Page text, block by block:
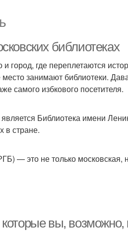
библиотеках
город, где переплетаются
занимают библиотеки.
самого избкового посетителя.
Библиотека имени
в стране.
— это не только
вы, возможно,